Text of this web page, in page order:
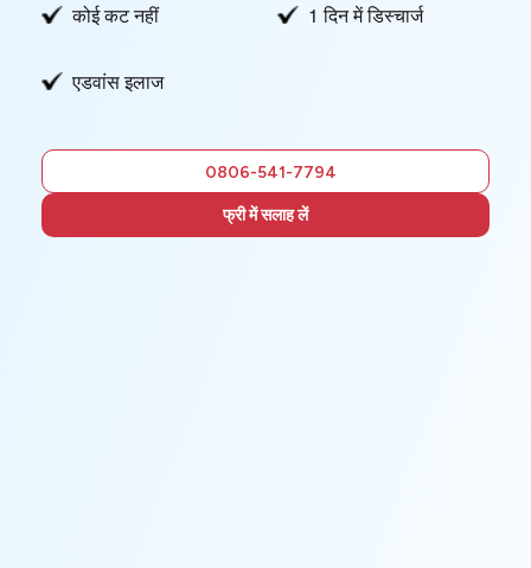
फ्री में सलाह
लें
कोई कट नहीं 1 दिन में डिस्चार्ज
एडवांस इलाज
0806-541-7794
फ्री में सलाह लें